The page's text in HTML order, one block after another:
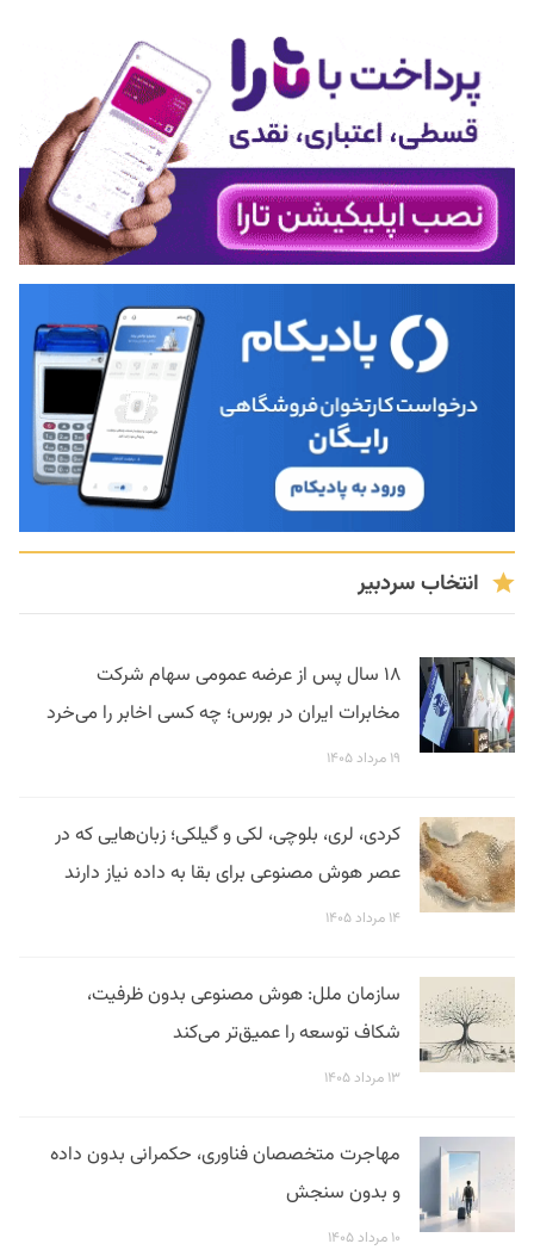
انتخاب سردبیر
۱۸ سال پس از عرضه عمومی سهام شرکت
مخابرات ایران در بورس؛ چه کسی اخابر را می‌خرد
۱۹ مرداد ۱۴۰۵
کردی، لری، بلوچی، لکی و گیلکی؛ زبان‌هایی که در
عصر هوش مصنوعی برای بقا به داده نیاز دارند
۱۴ مرداد ۱۴۰۵
سازمان ملل: هوش مصنوعی بدون ظرفیت،
شکاف توسعه را عمیق‌تر می‌کند
۱۳ مرداد ۱۴۰۵
مهاجرت متخصصان فناوری، حکمرانی بدون داده
و بدون سنجش
۱۰ مرداد ۱۴۰۵